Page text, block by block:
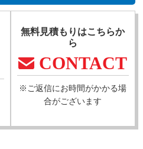
無料見積もりはこちらか
ら
CONTACT
※ご返信にお時間がかかる場
合がございます